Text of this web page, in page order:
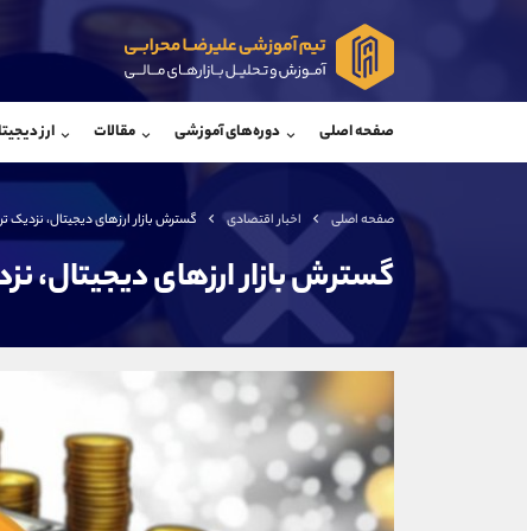
صفحه اصلی دوره‌های آموزشی مقالات ارز
صفحه اصلی اخبار اقتصادی گسترش بازار ارزهای دیجیتال، نزدیک
گسترش بازار ارزهای دیجیتال،
واتساپ
@Armteam_admin_por
107 داخلی
اطلاعات تماس (دفتر فروش)
تلفن
تلفن
بدون پیش شماره
اینستاگرام
کانال تلگرام
کانال بله